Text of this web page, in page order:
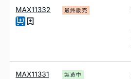
MAX11332 最終販売
MAX11331 製造中